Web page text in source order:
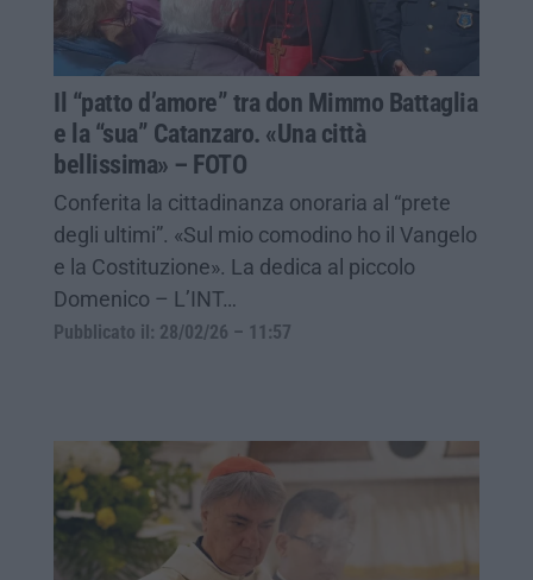
Il “patto d’amore” tra don Mimmo Battaglia
e la “sua” Catanzaro. «Una città
bellissima» – FOTO
Conferita la cittadinanza onoraria al “prete
degli ultimi”. «Sul mio comodino ho il Vangelo
e la Costituzione». La dedica al piccolo
Domenico – L’INT…
Pubblicato il: 28/02/26 – 11:57